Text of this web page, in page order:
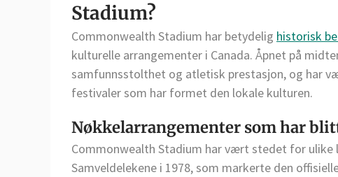
Stadium?
Commonwealth Stadium har betydelig historisk
kulturelle arrangementer i Canada. Åpnet på
samfunnsstolthet og atletisk prestasjon, og har
festivaler som har formet den lokale kulturen.
Nøkkelarrangementer som har
Commonwealth Stadium har vært stedet for ulike
Samveldelekene i 1978, som markerte den